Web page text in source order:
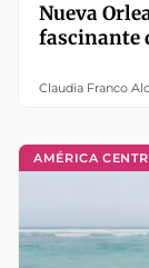
Nueva
fascinante
Claudia Franco
AMÉRICA